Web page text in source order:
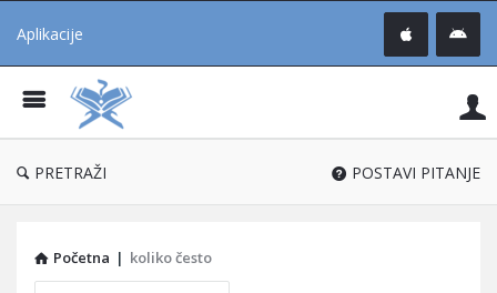
Aplikacije
®
PRETRAŽI POSTAVI PITANJE
Početna | koliko često